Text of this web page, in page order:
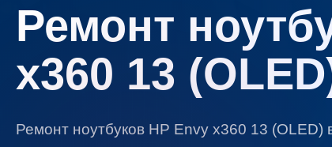
Ремонт
x360 13
Ремонт ноутбуков HP Envy x360 13